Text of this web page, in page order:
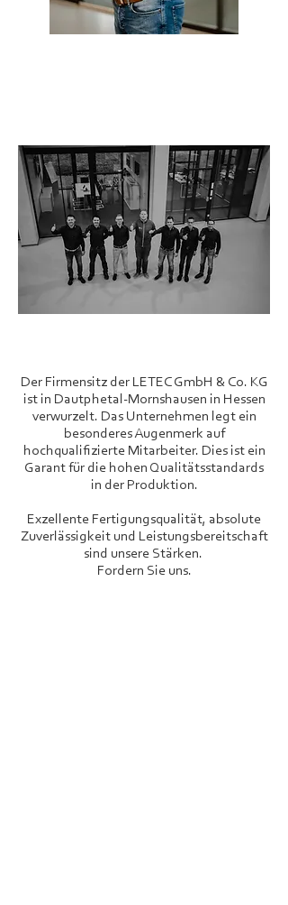
Der Firmensitz der LETEC GmbH & Co. KG
ist in Dautphetal-Mornshausen in Hessen
verwurzelt. Das Unternehmen legt ein
besonderes Augenmerk auf
hochqualifizierte Mitarbeiter. Dies ist ein
Garant für die hohen Qualitätsstandards
in der Produktion.
Exzellente Fertigungsqualität, absolute
Zuverlässigkeit und Leistungsbereitschaft
sind unsere Stärken.
Fordern Sie uns.